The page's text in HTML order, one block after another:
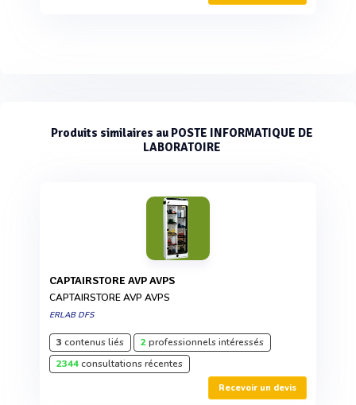
Produits similaires au POSTE INFORMATIQUE DE
LABORATOIRE
CAPTAIRSTORE AVP AVPS
CAPTAIRSTORE AVP AVPS
ERLAB DFS
3 contenus liés 2professionnels intéressés
2344consultations récentes
Recevoir un devis